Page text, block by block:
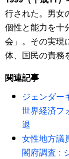
行された。男女
個性と能力を十
会」。その実現
体、国民の責務
関連記事
ジェンダ
世界経済フ
退
女性地方議
閣府調査 :